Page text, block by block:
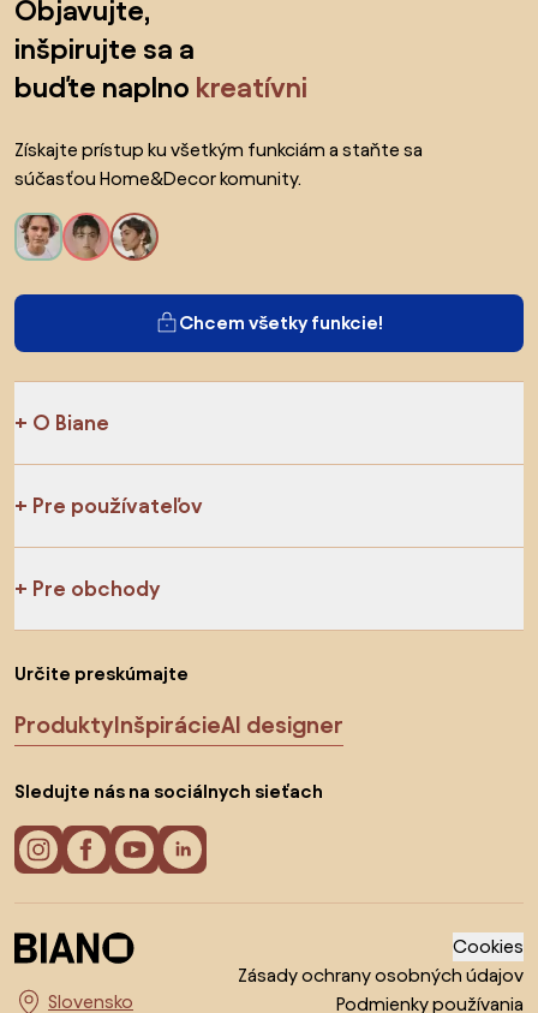
Objavujte,
inšpirujte sa a
buďte naplno kreatívni
Získajte prístup ku všetkým funkciám a staňte sa
súčasťou Home&Decor komunity.
Chcem všetky funkcie!
O Biane
Pre používateľov
Pre obchody
Určite preskúmajte
ProduktyInšpirácieAI designer
Sledujte nás na sociálnych sieťach
Cookies
Zásady ochrany osobných údajov
Podmienky používania